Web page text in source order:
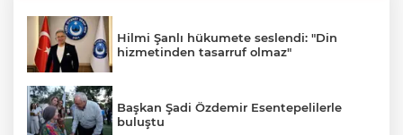
Hilmi Şanlı hükumete seslendi: "Din
hizmetinden tasarruf olmaz"
Başkan Şadi Özdemir Esentepelilerle
buluştu